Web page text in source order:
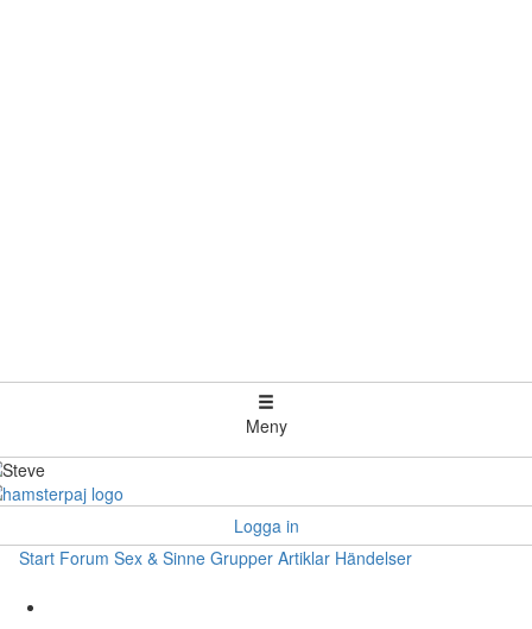
Meny
Logga in
Start Forum Sex & Sinne Grupper Artiklar Händelser